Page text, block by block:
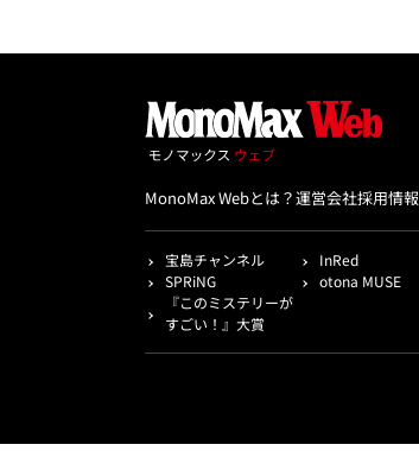
MonoMax Webとは？運営会社採用情報
宝島チャンネル InRed
SPRiNG
otona MUSE
『このミステリーが
すごい！』大賞